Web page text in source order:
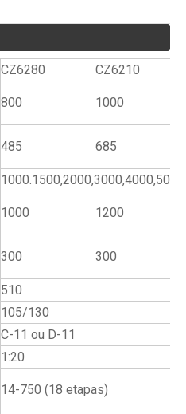
CZ6280
CZ6210
800 1000
485 685
1000 1200
300 300
510
105/130
C-11 ou D-11
1:20
14-750 (18 etapas)